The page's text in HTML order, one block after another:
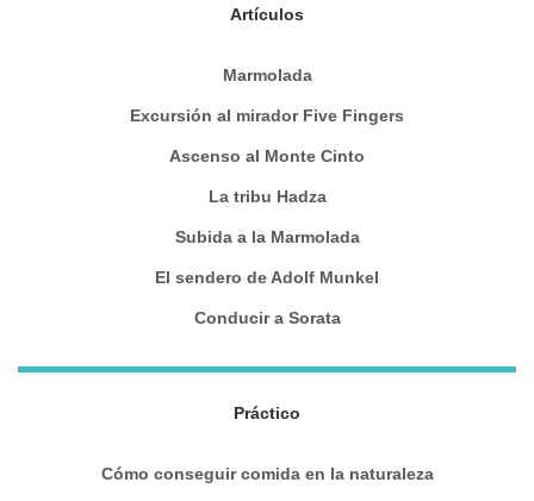
Artículos
Marmolada
Excursión al mirador Five Fingers
Ascenso al Monte Cinto
La tribu Hadza
Subida a la Marmolada
El sendero de Adolf Munkel
Conducir a Sorata
Práctico
Cómo conseguir comida en la naturaleza